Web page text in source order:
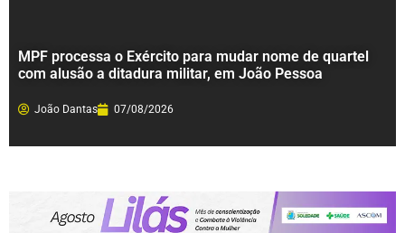
MPF processa o Exército para mudar nome de quartel
com alusão a ditadura militar, em João Pessoa
João Dantas 07/08/2026